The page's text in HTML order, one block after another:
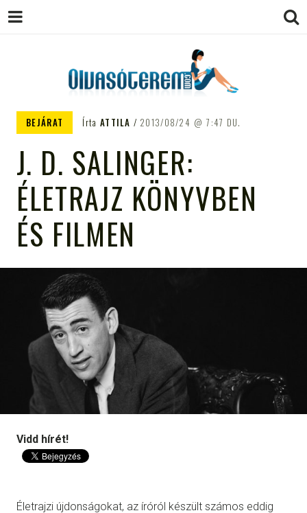
OLVASÓTEREM.COM – AZ
TÁMOGATÓJA
BEJÁRAT Írta ATTILA 2013/08/24 7:47 DU.
J. D. SALINGER:
ÉLETRAJZ KÖNYVBEN
ÉS FILMEN
Vidd hírét!
Életrajzi újdonságokat, az íróról készült számos eddig